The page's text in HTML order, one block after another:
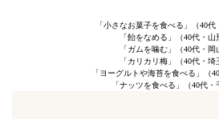
「小さなお菓子を食べる」（40代
「飴をなめる」（40代・山
「ガムを噛む」（40代・岡
「カリカリ梅」（40代・埼
「ヨーグルトや海苔を食べる」（
「ナッツを食べる」（40代・